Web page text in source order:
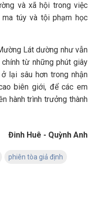
và xã hội trong việc
túy và tội phạm học
Lát dường như vẫn
từ những phút giây
lại sâu hơn trong nhận
biên giới, để các em
hành trình trưởng thành
Đinh Huê - Quỳnh Anh
phiên tòa giả định